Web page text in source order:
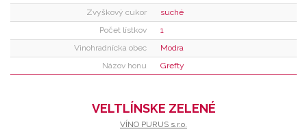
Zvyškový cukor
suché
Počet lístkov
1
Vinohradnícka obec
Modra
Názov honu
Grefty
VELTLÍNSKE ZELENÉ
VÍNO PURUS s.r.o.